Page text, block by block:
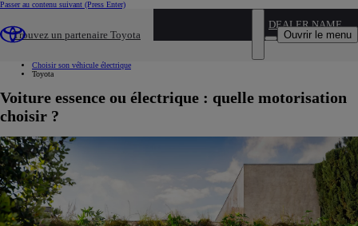
Passer au contenu suivant (Press Enter)
Trouvez un partenaire Toyota
DEALER NAME
Ouvrir le menu
Choisir son véhicule électrique
Toyota
Voiture essence ou électrique : quelle motorisation
choisir ?